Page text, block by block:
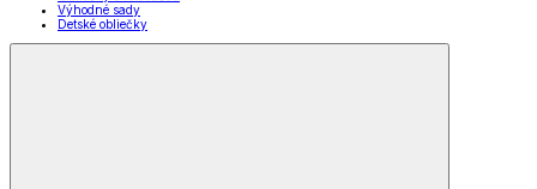
Výhodné sady
Detské obliečky